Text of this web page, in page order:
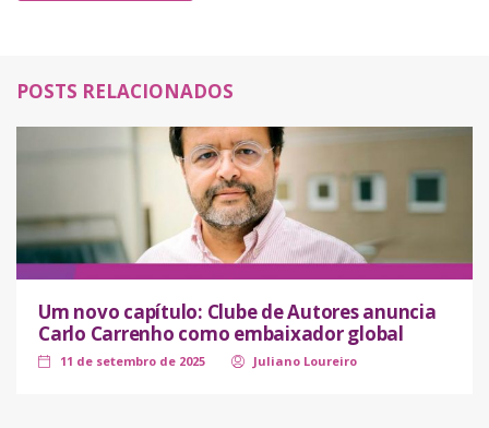
POSTS RELACIONADOS
Um novo capítulo: Clube de Autores anuncia
Carlo Carrenho como embaixador global
11 de setembro de 2025 Juliano Loureiro